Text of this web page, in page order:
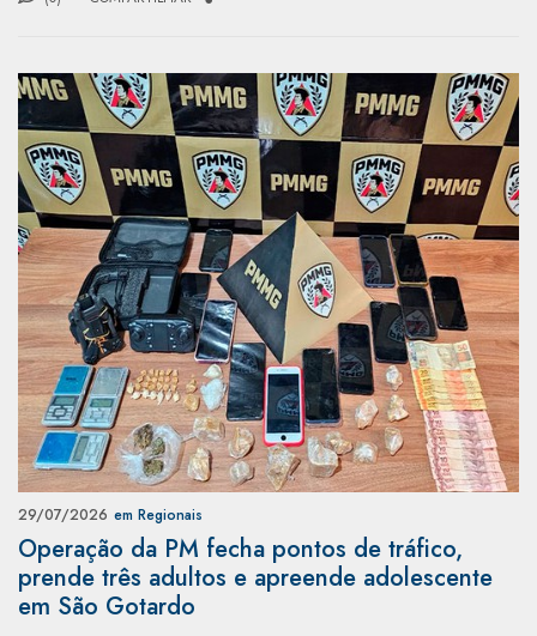
29/07/2026 em Regionais
Operação da PM fecha pontos de tráfico,
prende três adultos e apreende adolescente
em São Gotardo